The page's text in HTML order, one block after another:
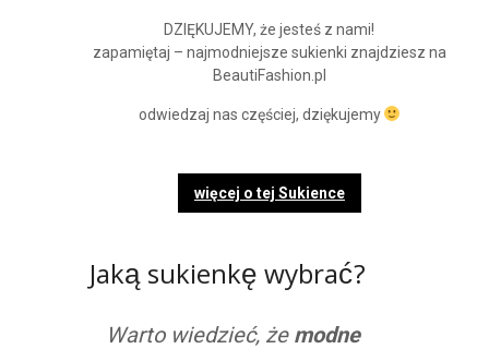
DZIĘKUJEMY, że jesteś z nami!
zapamiętaj – najmodniejsze sukienki znajdziesz na
BeautiFashion.pl
odwiedzaj nas częściej, dziękujemy
więcej o tej Sukience
Jaką sukienkę wybrać?
Warto wiedzieć, że modne